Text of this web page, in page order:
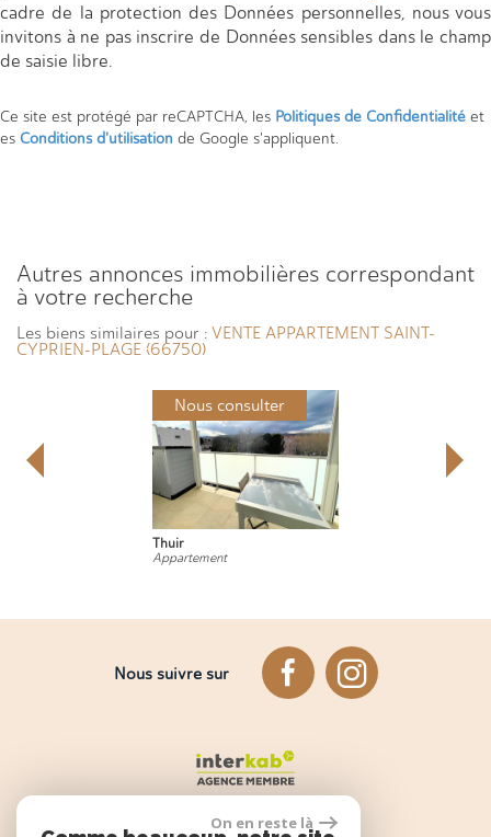
cadre de la protection des Données personnelles, nous vous
invitons à ne pas inscrire de Données sensibles dans le champ
de saisie libre.
Ce site est protégé par reCAPTCHA, les Politiques de Confidentialité et
es Conditions d'utilisation de Google s'appliquent.
autres annonces immobilières correspondant
à votre recherche
Les biens similaires pour : VENTE APPARTEMENT SAINT-
CYPRIEN-PLAGE (66750)
Nous consulter
Thuir
Appartement
Nous suivre sur
On en reste là